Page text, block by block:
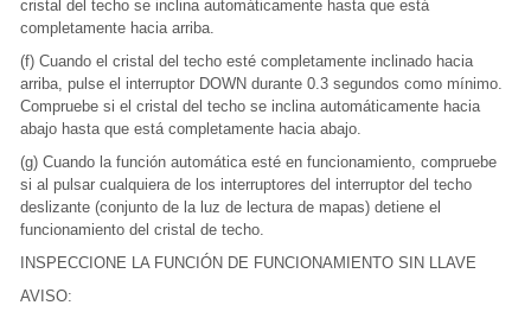
cristal del techo se inclina automáticamente hasta que está
completamente hacia arriba.
(f) Cuando el cristal del techo esté completamente inclinado hacia
arriba, pulse el interruptor DOWN durante 0.3 segundos como mínimo.
Compruebe si el cristal del techo se inclina automáticamente hacia
abajo hasta que está completamente hacia abajo.
(g) Cuando la función automática esté en funcionamiento, compruebe
si al pulsar cualquiera de los interruptores del interruptor del techo
deslizante (conjunto de la luz de lectura de mapas) detiene el
funcionamiento del cristal de techo.
INSPECCIONE LA FUNCIÓN DE FUNCIONAMIENTO SIN LLAVE
AVISO: